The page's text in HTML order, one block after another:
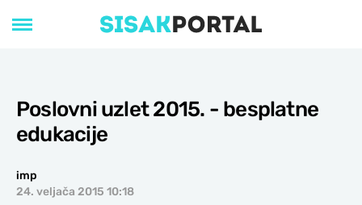
Poslovni uzlet 2015. - besplatne
edukacije
imp
24. veljača 2015 10:18